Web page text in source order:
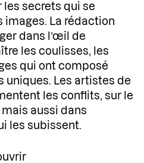
les secrets qui se
images. La rédaction
dans l’œil de
les coulisses, les
qui ont composé
uniques. Les artistes de
les conflits, sur le
aussi dans
les subissent.